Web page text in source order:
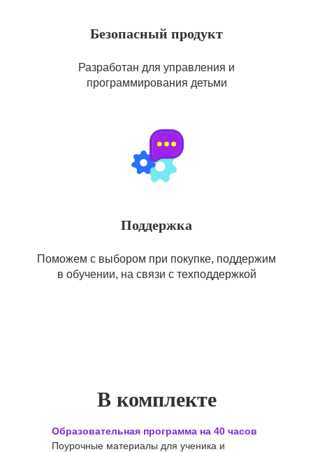
Безопасный продукт
Разработан для управления и
программирования детьми
Поддержка
Поможем с выбором при покупке, поддержим
в обучении, на связи с техподдержкой
В комплекте
Образовательная программа на 40 часов
Поурочные материалы для ученика и